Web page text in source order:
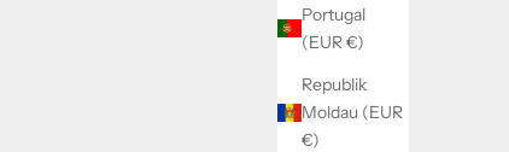
Portugal
(EUR €)
Republik
Moldau (EUR
€)